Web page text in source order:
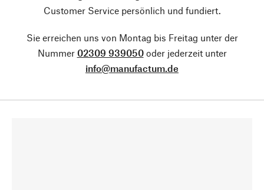
Customer Service persönlich und fundiert.
Sie erreichen uns von Montag bis Freitag unter der
Nummer 02309 939050oder jederzeit unter
info@manufactum.de